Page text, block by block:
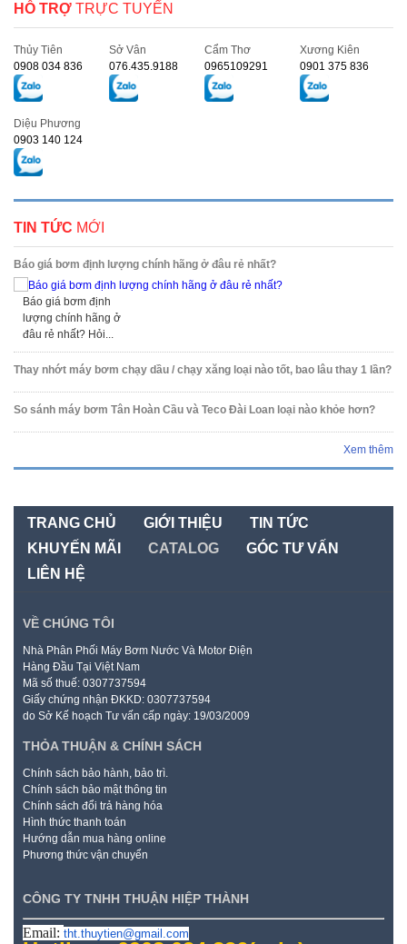
HỖ TRỢ TRỰC TUYẾN
Thủy Tiên
0908 034 836
Sở Vân
076.435.9188
Cẩm Thơ
0965109291
Xương Kiên
0901 375 836
Diệu Phương
0903 140 124
TIN TỨC MỚI
Báo giá bơm định lượng chính hãng ở đâu rẻ nhất?
Báo giá bơm định
lượng chính hãng ở
đâu rẻ nhất? Hỏi...
Thay nhớt máy bơm chạy dầu / chạy xăng loại nào tốt, bao lâu thay 1 lần?
So sánh máy bơm Tân Hoàn Cầu và Teco Đài Loan loại nào khỏe hơn?
Xem thêm
TRANG CHỦ GIỚI THIỆU
TIN TỨC
KHUYẾN MÃI
CATALOG
GÓC TƯ VẤN
LIÊN HỆ
VỀ CHÚNG TÔI
Nhà Phân Phối Máy Bơm Nước Và Motor Điện
Hàng Đầu Tại Việt Nam
Mã số thuế: 0307737594
Giấy chứng nhận ĐKKD: 0307737594
do Sở Kế hoạch Tư vấn cấp ngày: 19/03/2009
THỎA THUẬN & CHÍNH SÁCH
Chính sách bảo hành, bảo trì.
Chính sách bảo mật thông tin
Chính sách đổi trả hàng hóa
Hình thức thanh toán
Hướng dẫn mua hàng online
Phương thức vận chuyển
CÔNG TY TNHH THUẬN HIỆP THÀNH
Email: tht.thuytien@gmail.com